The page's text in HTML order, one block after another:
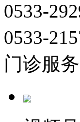
0533-
0533-
门诊服